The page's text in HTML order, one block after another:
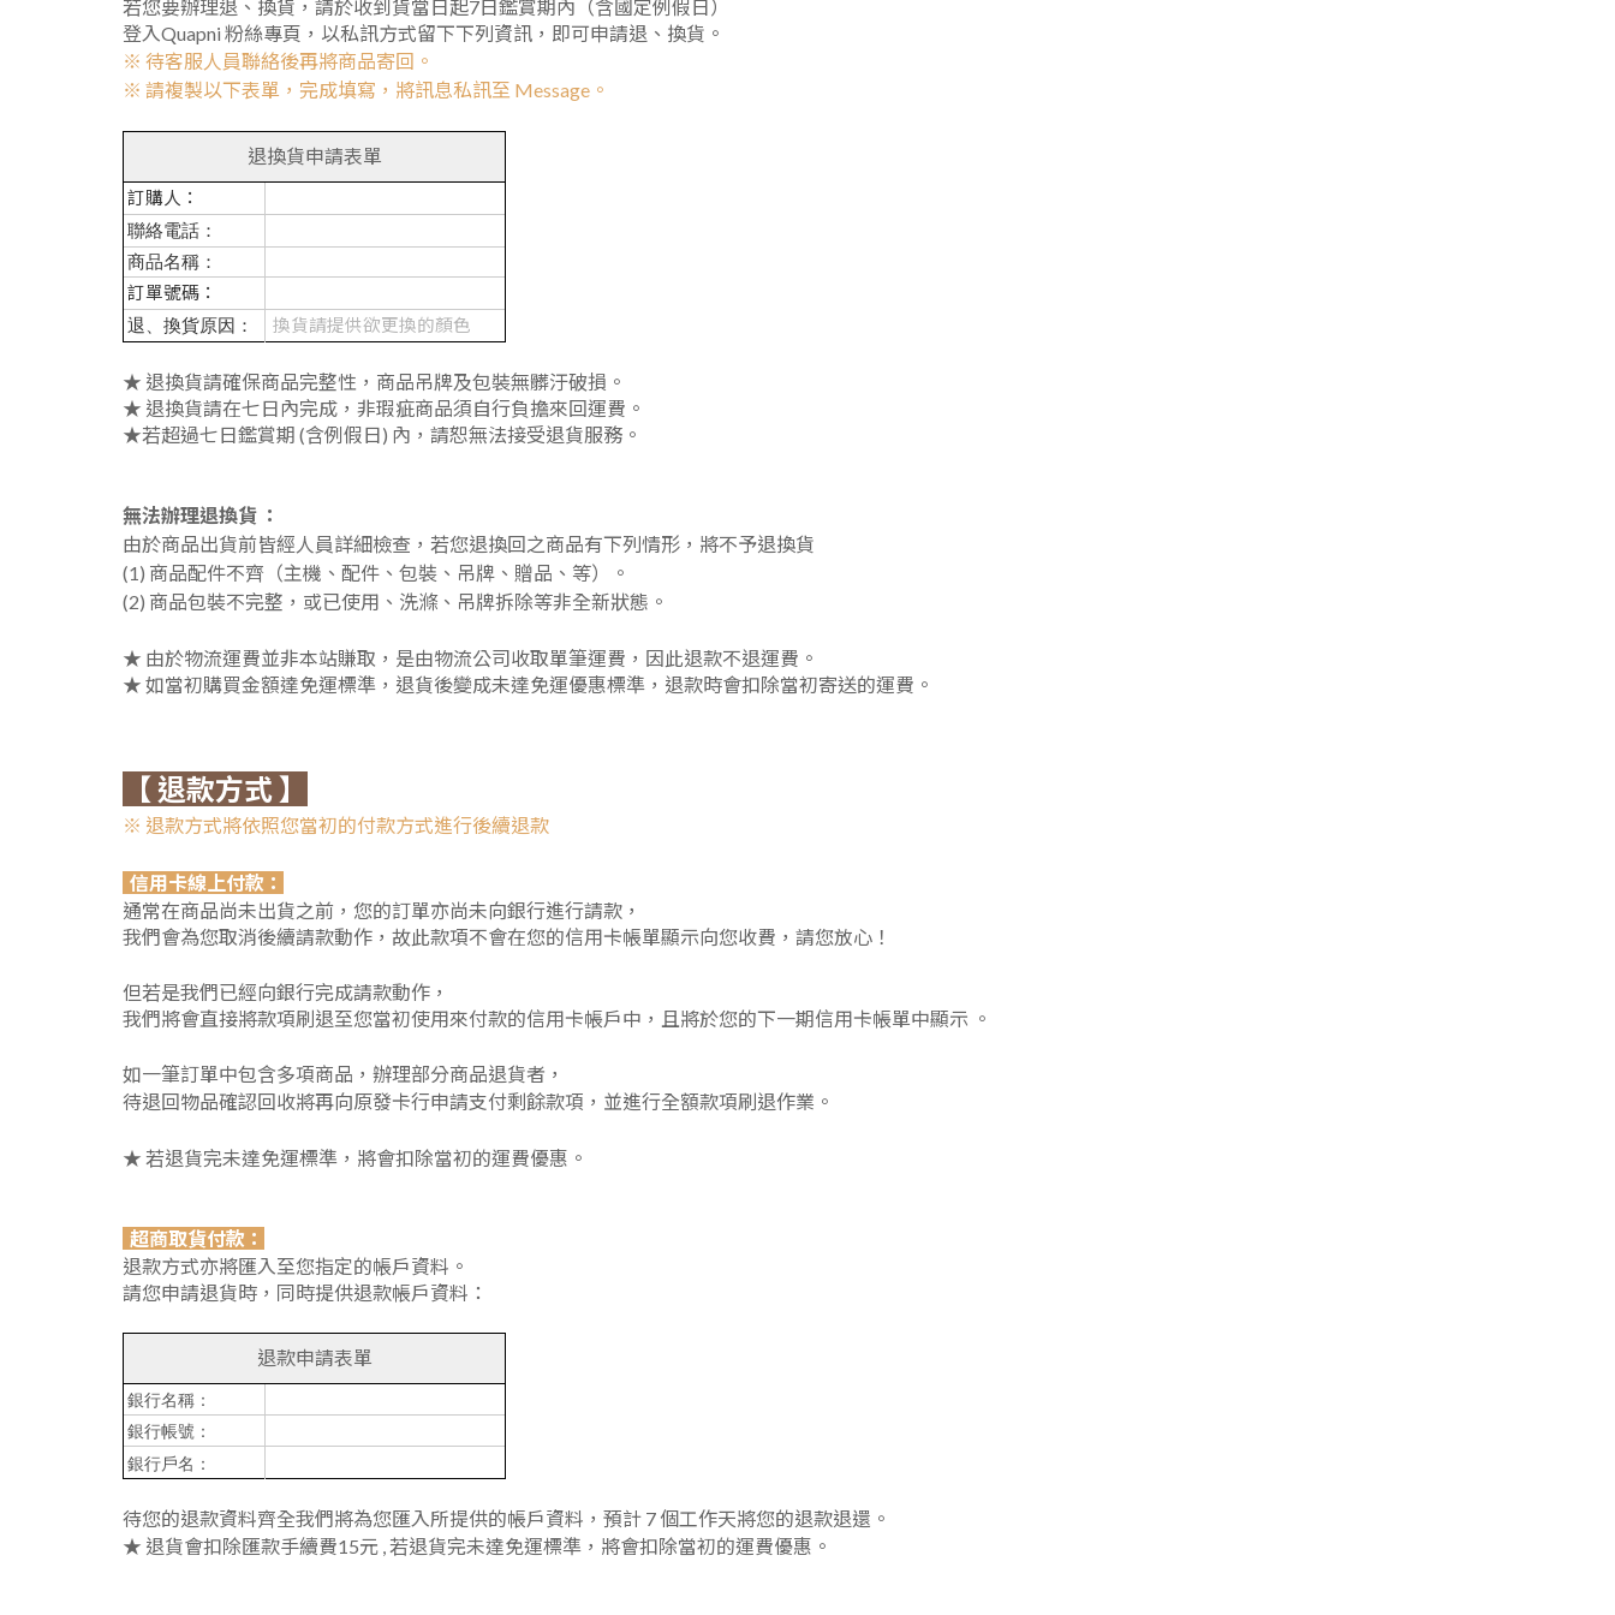
若您要辦理退、換貨，請於收到貨當日起7日鑑賞期內（含國定例假日）
登入Quapni 粉絲專頁，以私訊方式留下下列資訊，即可申請退、換貨。
※ 待客服人員聯絡後再將商品寄回。
※ 請複製以下表單，完成填寫，將訊息私訊至 Message。
退換貨申請表單
訂購人：
聯絡電話：
商品名稱：
訂單號碼：
退、換貨原因： 換貨請提供欲更換的顏色
★ 退換貨請確保商品完整性，商品吊牌及包裝無髒汙破損。
★ 退換貨請在七日內完成，非瑕疵商品須自行負擔來回運費。
★若超過七日鑑賞期 (含例假日) 內，請恕無法接受退貨服務。
無法辦理退換貨 ：
由於商品出貨前皆經人員詳細檢查，若您退換回之商品有下列情形，將不予退換貨
(1) 商品配件不齊（主機、配件、包裝、吊牌、贈品、等）。
(2) 商品包裝不完整，或已使用、洗滌、吊牌拆除等非全新狀態。
★ 由於物流運費並非本站賺取，是由物流公司收取單筆運費，因此退款不退運費。
★ 如當初購買金額達免運標準，退貨後變成未達免運優惠標準，退款時會扣除當初寄送的運費。
【 退款方式 】
※ 退款方式將依照您當初的付款方式進行後續退款
信用卡線上付款：
通常在商品尚未出貨之前，您的訂單亦尚未向銀行進行請款，
我們會為您取消後續請款動作，故此款項不會在您的信用卡帳單顯示向您收費，請您放心！
但若是我們已經向銀行完成請款動作，
我們將會直接將款項刷退至您當初使用來付款的信用卡帳戶中，且將於您的下一期信用卡帳單中顯示 。
如一筆訂單中包含多項商品，辦理部分商品退貨者，
待退回物品確認回收將再向原發卡行申請支付剩餘款項，並進行全額款項刷退作業。
★ 若退貨完未達免運標準，將會扣除當初的運費優惠。
超商取貨付款：
退款方式亦將匯入至您指定的帳戶資料。
請您申請退貨時，同時提供退款帳戶資料：
退款申請表單
銀行名稱：
銀行帳號：
銀行戶名：
待您的退款資料齊全我們將為您匯入所提供的帳戶資料，預計 7 個工作天將您的退款退還。
★ 退貨會扣除匯款手續費15元 , 若退貨完未達免運標準，將會扣除當初的運費優惠。